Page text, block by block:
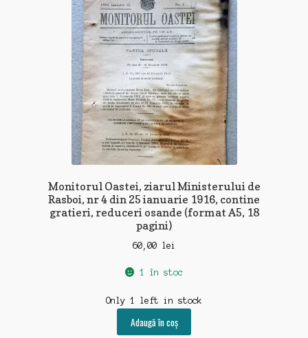
Monitorul Oastei, ziarul Ministerului de
Rasboi, nr 4 din 25 ianuarie 1916, contine
gratieri, reduceri osande (format A5, 18
pagini)
60,00 lei
1 în stoc
Only 1 left in stock
Adaugă în coș